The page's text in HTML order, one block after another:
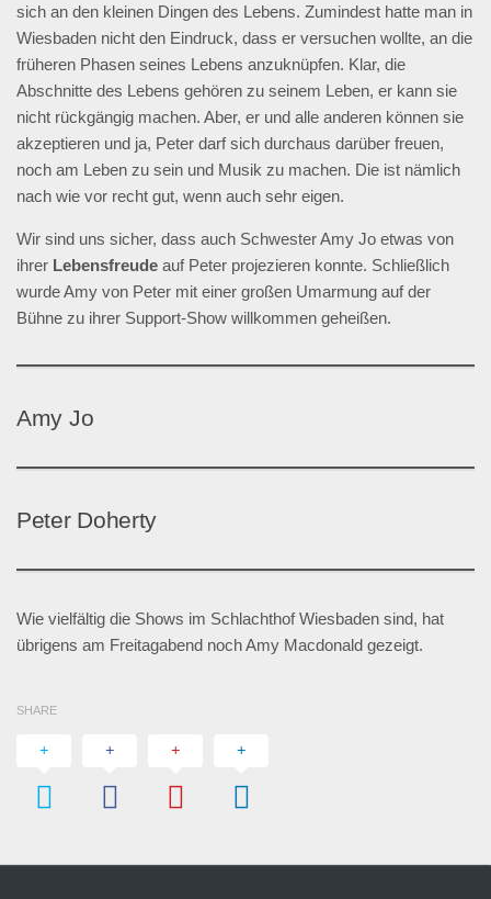
sich an den kleinen Dingen des Lebens. Zumindest hatte man in
Wiesbaden nicht den Eindruck, dass er versuchen wollte, an die
früheren Phasen seines Lebens anzuknüpfen. Klar, die
Abschnitte des Lebens gehören zu seinem Leben, er kann sie
nicht rückgängig machen. Aber, er und alle anderen können sie
akzeptieren und ja, Peter darf sich durchaus darüber freuen,
noch am Leben zu sein und Musik zu machen. Die ist nämlich
nach wie vor recht gut, wenn auch sehr eigen.
Wir sind uns sicher, dass auch Schwester Amy Jo etwas von
ihrer Lebensfreude auf Peter projezieren konnte. Schließlich
wurde Amy von Peter mit einer großen Umarmung auf der
Bühne zu ihrer Support-Show willkommen geheißen.
Amy Jo
Peter Doherty
Wie vielfältig die Shows im Schlachthof Wiesbaden sind, hat
übrigens am Freitagabend noch Amy Macdonald gezeigt.
SHARE